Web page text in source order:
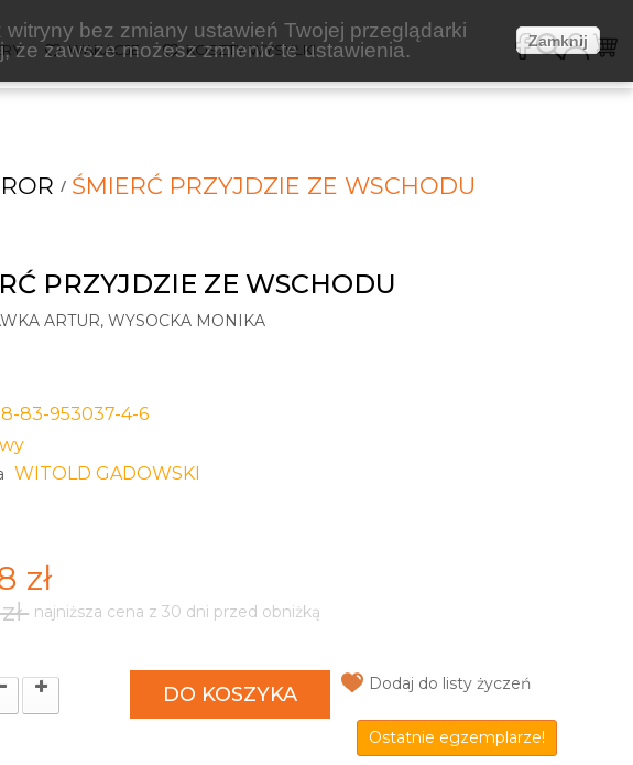
bez zmiany ustawień Twojej przeglądarki
że zawsze możesz zmienić te ustawienia.
Zamknij
WAKACJE KOSZTY WYSYŁKI
ŚMIERĆ PRZYJDZIE ZE WSCHODU
PRZYJDZIE ZE WSCHODU
ARTUR, WYSOCKA MONIKA
83-953037-4-6
WITOLD GADOWSKI
zł
najniższa cena z 30 dni przed obniżką
DO KOSZYKA Dodaj do listy życzeń
Ostatnie egzemplarze!